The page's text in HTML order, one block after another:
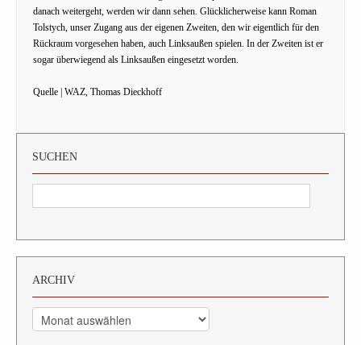
danach weitergeht, werden wir dann sehen. Glücklicherweise kann Roman
Tolstych, unser Zugang aus der eigenen Zweiten, den wir eigentlich für den
Rückraum vorgesehen haben, auch Linksaußen spielen. In der Zweiten ist er
sogar überwiegend als Linksaußen eingesetzt worden.
Quelle | WAZ, Thomas Dieckhoff
SUCHEN
ARCHIV
Archiv